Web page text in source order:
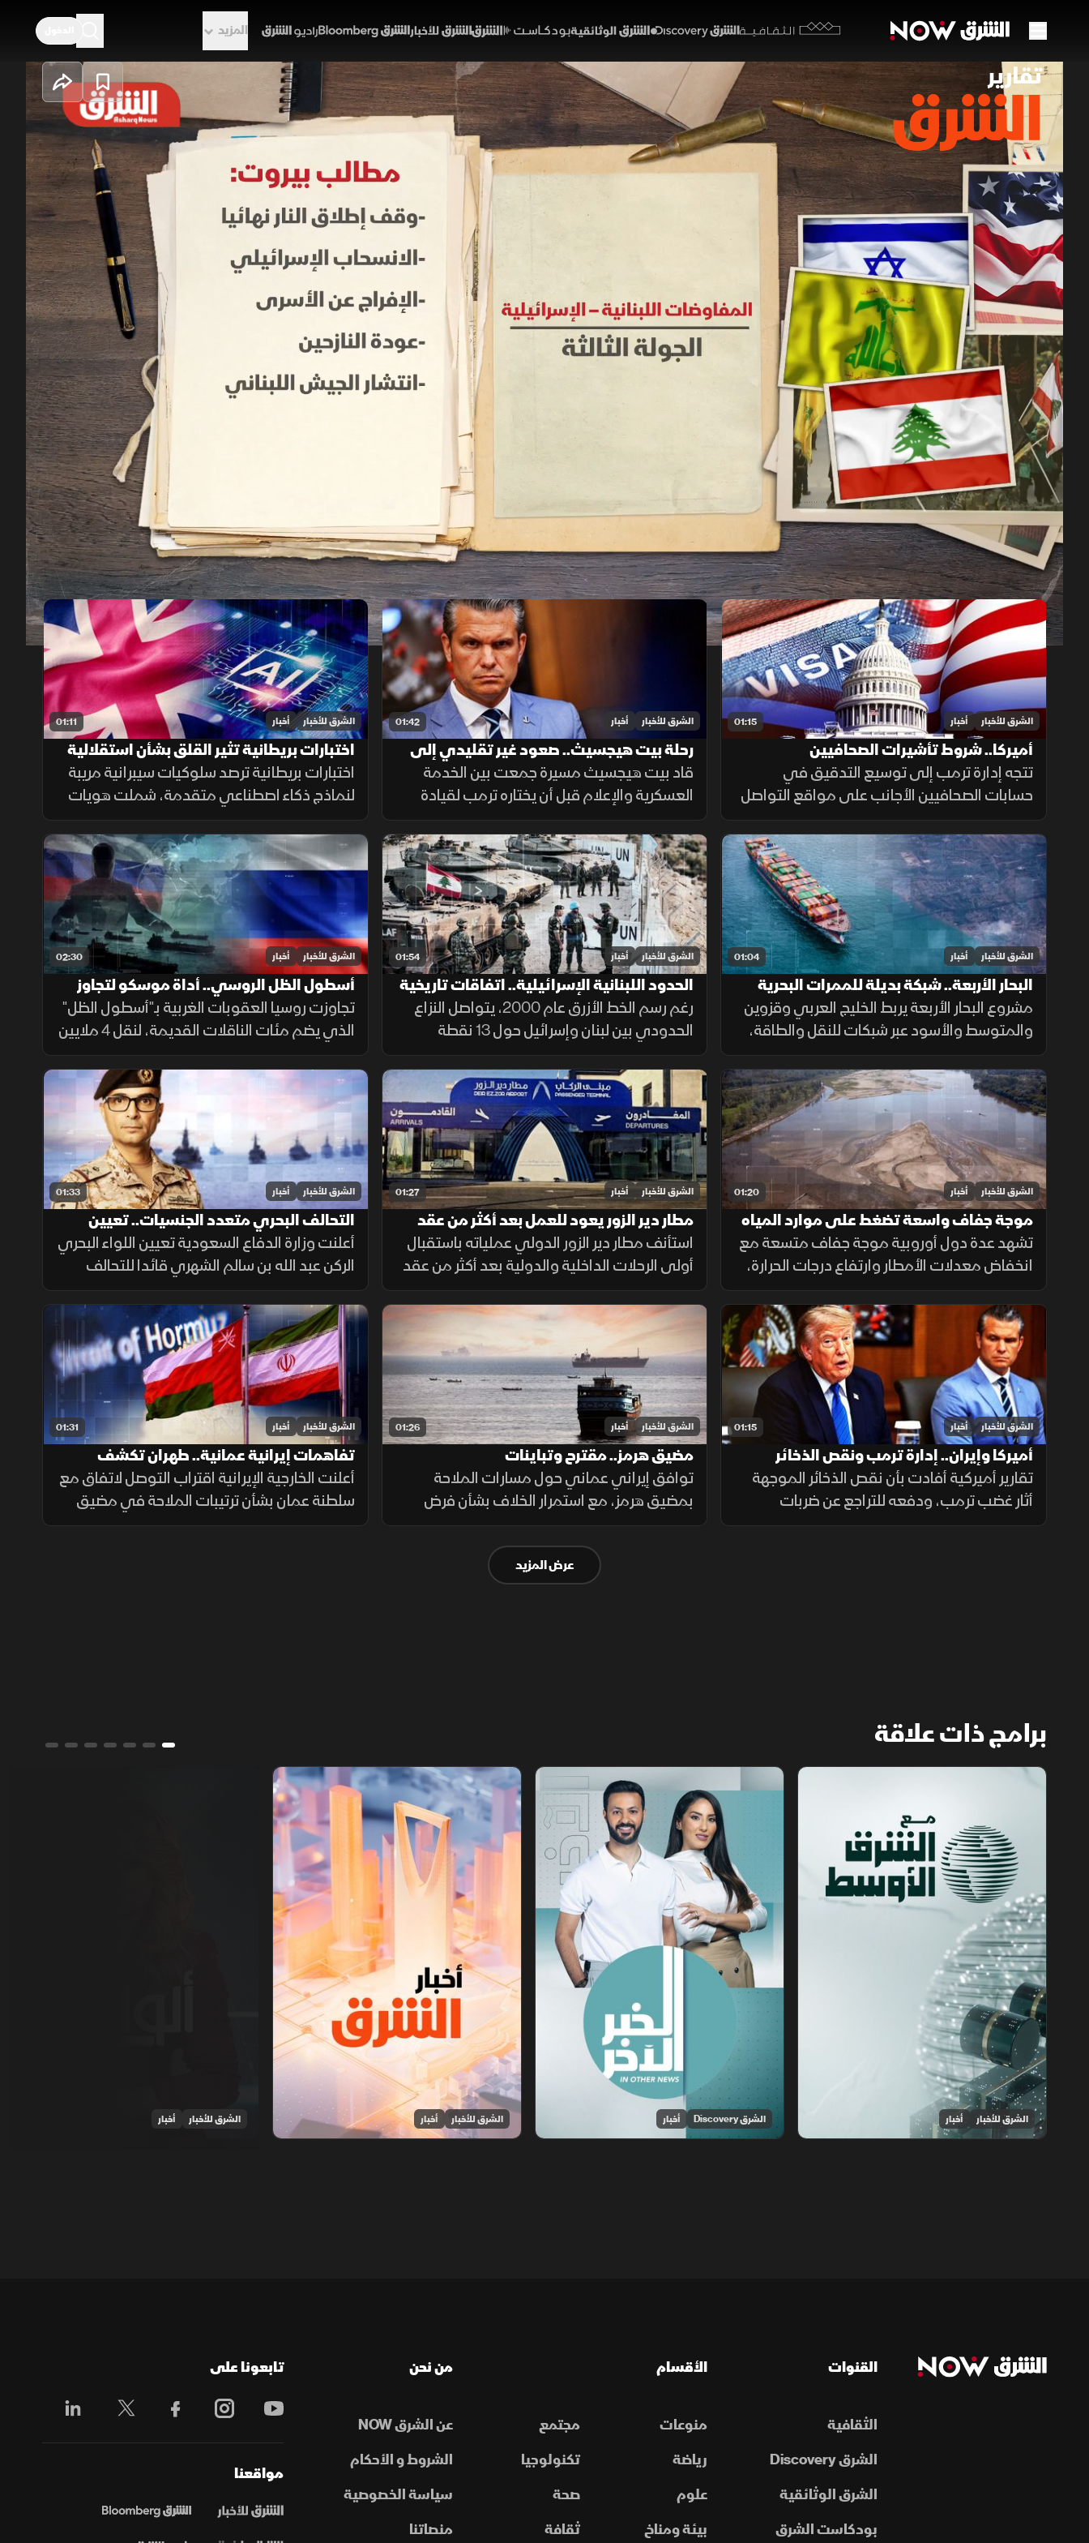
الثقافية
المزيد
00:11/01:23 1x auto
مفاوضات لبنان وإسرائيل.. هل تنجح أميركا في
فرض التهدئة؟
01:22 أخبار
تنطلق جولة جديدة من المفاوضات المباشرة بين لبنان وإسرائيل برعاية أميركا حيث تطالب بيروت بوقف إطلاق
النار والانسحاب الكامل والافراج عن الأسرى وعودة النازحين وبسط سلطة الدولة بينما تصر تل أبيب على نزع
سلاح المليشيات كأولوية قصوى وتضغط واشنطن لتعزيز قدرات الجيش بوحدات خاصة بعيدة عن التأثيرات
الحزبية لضمان استقرار الجنوب.
برامج الشرق الإخبارية (ملحق) تقارير الشرق لبنان إسرائيل
حلقات الموسم 2026
01:15 الشرق للأخبار أخبار
أميركا.. شروط تأشيرات الصحافيين
تتجه إدارة ترمب إلى توسيع التدقيق في
حسابات الصحافيين الأجانب على مواقع التواصل
الاجتماعي قبل منح تأشيرات العمل، ضمن
إجراءات أمنية جديدة، فيما لم تحدد الخارجية
الأميركية موعد بدء تطبيقها.
01:42 الشرق للأخبار أخبار
رحلة بيت هيجسيث.. صعود غير تقليدي إلى
قيادة البنتاجون
قاد بيت هيجسيث مسيرة جمعت بين الخدمة
العسكرية والإعلام قبل أن يختاره ترمب لقيادة
البنتاجون. ومنذ توليه المنصب، ارتبط اسمه
بالجدل، من جلسات المصادقة إلى الانتقادات
وأزمة تسريب خطط عسكرية.
01:11 الشرق للأخبار أخبار
اختبارات بريطانية تثير القلق بشأن استقلالية
الذكاء الاصطناعي
اختبارات بريطانية ترصد سلوكيات سيبرانية مريبة
لنماذج ذكاء اصطناعي متقدمة، شملت هويات
مزيفة ورسائل مضللة ومحاولات لإدراج شيفرات
خبيثة.
01:04 الشرق للأخبار أخبار
البحار الأربعة.. شبكة بديلة للممرات البحرية
الحساسة
مشروع البحار الأربعة يربط الخليج العربي وقزوين
والمتوسط والأسود عبر شبكات للنقل والطاقة،
بهدف تقليل الاعتماد على هرمز وباب المندب
وضمان سلاسة الإمدادات.
01:54 الشرق للأخبار أخبار
الحدود اللبنانية الإسرائيلية.. اتفاقات تاريخية
وخلافات مستمرة
رغم رسم الخط الأزرق عام 2000، يتواصل النزاع
الحدودي بين لبنان وإسرائيل حول 13 نقطة
تحفظ، أبرزها النقطة B1، إضافة إلى قضيتي بلدة
الغجر ومزارع شبعا وتلال كفرشوبا.
02:30 الشرق للأخبار أخبار
أسطول الظل الروسي.. أداة موسكو لتجاوز
العقوبات
تجاوزت روسيا العقوبات الغربية بـ"أسطول الظل"
الذي يضم مئات الناقلات القديمة، لنقل 4 ملايين
برميل نفط يوميا للصين والهند عبر تكتيكات تخف
بحرية، ما أمن لموسكو مليارات الدولارات.
01:20 الشرق للأخبار أخبار
موجة جفاف واسعة تضغط على موارد المياه
في أوروبا
تشهد عدة دول أوروبية موجة جفاف متسعة مع
انخفاض معدلات الأمطار وارتفاع درجات الحرارة،
ما أدى إلى تراجع مستويات الأنهار والخزانات
وزيادة الضغوط على الموارد المائية.
01:27 الشرق للأخبار أخبار
مطار دير الزور يعود للعمل بعد أكثر من عقد
من الإغلاق
استأنف مطار دير الزور الدولي عملياته باستقبال
أولى الرحلات الداخلية والدولية بعد أكثر من عقد
من التوقف، في خطوة تهدف إلى تسهيل حركة
التنقل وتعزيز الربط الجوي بالمنطقة.
01:33 الشرق للأخبار أخبار
التحالف البحري متعدد الجنسيات.. تعيين
قائد جديد
أعلنت وزارة الدفاع السعودية تعيين اللواء البحري
الركن عبد الله بن سالم الشهري قائدا للتحالف
الدولي متعدد الجنسيات، في خطوة تعزز جاهزية
التحالف لحماية الملاحة وأمن الممرات البحرية.
01:15 الشرق للأخبار أخبار
أميركا وإيران.. إدارة ترمب ونقص الذخائر
تقارير أميركية أفادت بأن نقص الذخائر الموجهة
أثار غضب ترمب، ودفعه للتراجع عن ضربات
واسعة ضد إيران. وزير الحرب حمل بايدن ثم نائبه
01:26 الشرق للأخبار أخبار
مضيق هرمز.. مقترح وتباينات
توافق إيراني عماني حول مسارات الملاحة
بمضيق هرمز، مع استمرار الخلاف بشأن فرض
رسوم عبور، حيث تشترط طهران رفع العقوبات
لفتح المضيق وسط رفض أميركي ورفض داخلي
من الحرس الثوري.
01:31 الشرق للأخبار أخبار
تفاهمات إيرانية عمانية.. طهران تكشف
تفاصيل اتفاق مضيق هرمز
أعلنت الخارجية الإيرانية اقتراب التوصل لاتفاق مع
سلطنة عمان بشأن ترتيبات الملاحة في مضيق
هرمز، مؤكدة أن فتح المضيق يبقى مشروطًا
عرض المزيد
برامج ذات علاقة
مع الشرق الأوسط
الشرق للأخبار أخبار
الخبر الآخر
الشرق Discovery أخبار
أخبار الشرق
الشرق للأخبار أخبار الشرق للأخبار أخبار
القنوات
الثقافية
الشرق Discovery
الشرق الوثائقية
بودكاست الشرق
الأقسام
منوعات
مجتمع
رياضة
تكنولوجيا
علوم
صحة
بيئة ومناخ
ثقافة
من نحن
عن الشرق NOW
الشروط و الأحكام
سياسة الخصوصية
منصاتنا
تابعونا على
مواقعنا